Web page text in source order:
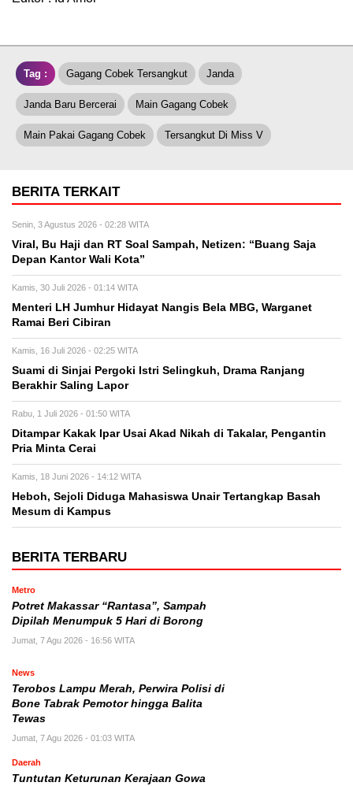
Tag : Gagang Cobek Tersangkut Janda
Janda Baru Bercerai Main Gagang Cobek
Main Pakai Gagang Cobek Tersangkut Di Miss V
BERITA TERKAIT
Senin, 3 Agustus 2026 - 02:28 WITA
Viral, Bu Haji dan RT Soal Sampah, Netizen: “Buang Saja
Depan Kantor Wali Kota”
Kamis, 30 Juli 2026 - 01:14 WITA
Menteri LH Jumhur Hidayat Nangis Bela MBG, Warganet
Ramai Beri Cibiran
Kamis, 16 Juli 2026 - 02:25 WITA
Suami di Sinjai Pergoki Istri Selingkuh, Drama Ranjang
Berakhir Saling Lapor
Rabu, 1 Juli 2026 - 01:50 WITA
Ditampar Kakak Ipar Usai Akad Nikah di Takalar, Pengantin
Pria Minta Cerai
Kamis, 18 Juni 2026 - 14:12 WITA
Heboh, Sejoli Diduga Mahasiswa Unair Tertangkap Basah
Mesum di Kampus
BERITA TERBARU
Metro
Potret Makassar “Rantasa”, Sampah
Dipilah Menumpuk 5 Hari di Borong
Jumat, 7 Agu 2026 - 16:56 WITA
News
Terobos Lampu Merah, Perwira Polisi di
Bone Tabrak Pemotor hingga Balita
Tewas
Jumat, 7 Agu 2026 - 01:03 WITA
Daerah
Tuntutan Keturunan Kerajaan Gowa